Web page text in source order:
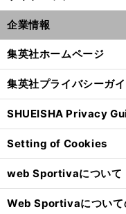
企業情報
集英社ホームページ
集英社プライバシーガ
SHUEISHA Privacy
Setting of Cookies
web Sportivaについて
Web Sportivaについて